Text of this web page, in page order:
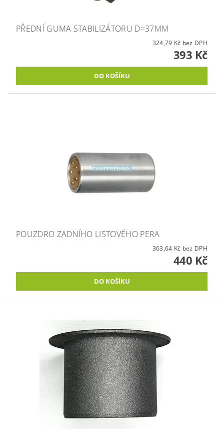
PŘEDNÍ GUMA STABILIZÁTORU D=37MM
324,79 Kč bez DPH
393 Kč
POUZDRO ZADNÍHO LISTOVÉHO PERA
363,64 Kč bez DPH
440 Kč